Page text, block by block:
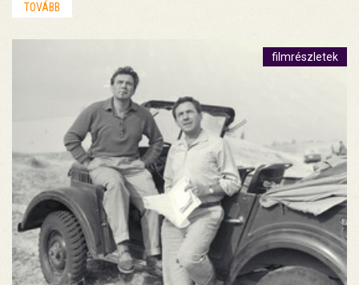
TOVÁBB
filmrészletek